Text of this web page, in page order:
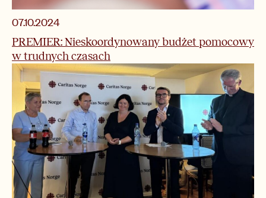
07.10.2024
PREMIER: Nieskoordynowany budżet pomocowy
w trudnych czasach